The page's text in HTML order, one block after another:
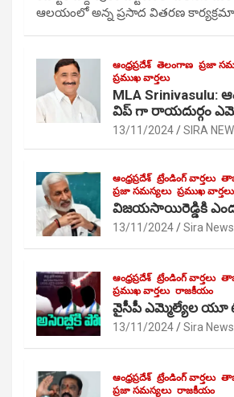
ఆలయంలో అన్న ప్రసాద వితరణ
ఆంధ్రప్రదేశ్ తెలంగాణ ప్రజా
ప్రముఖ వార్తలు
MLA Srinivasulu:
విప్ గా రాయదుర్గం
13/11/2024 SIRA
ఆంధ్రప్రదేశ్ ట్రేండింగ్ వార్తలు
ప్రజా సమస్యలు ప్రముఖ వార్తలు
విజయసాయిరెడ్డికి
13/11/2024 Sira News
ఆంధ్రప్రదేశ్ ట్రేండింగ్ వార్తలు
ప్రముఖ వార్తలు రాజకీయం
వైసీపీ ఎమ్మెల్యేల యూ
13/11/2024 Sira News
ఆంధ్రప్రదేశ్ ట్రేండింగ్ వార్తలు
ప్రజా సమస్యలు రాజకీయం